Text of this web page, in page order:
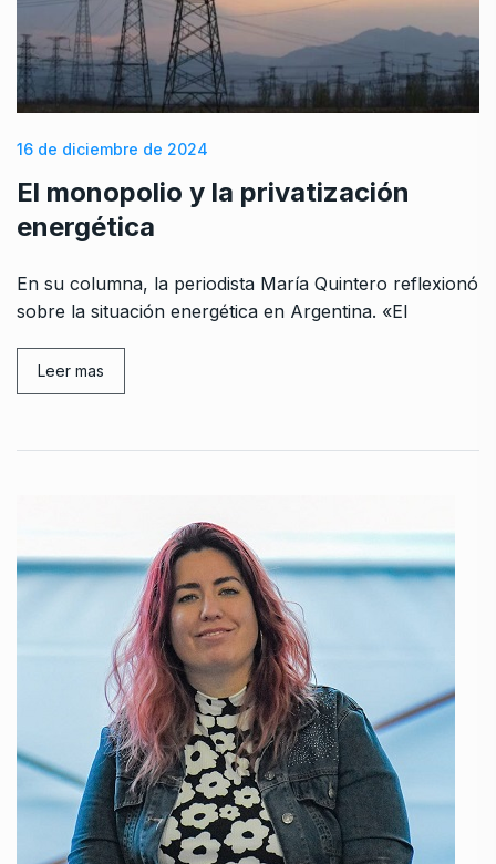
16 de diciembre de 2024
El monopolio y la privatización
energética
En su columna, la periodista María Quintero reflexionó
sobre la situación energética en Argentina. «El
Leer mas